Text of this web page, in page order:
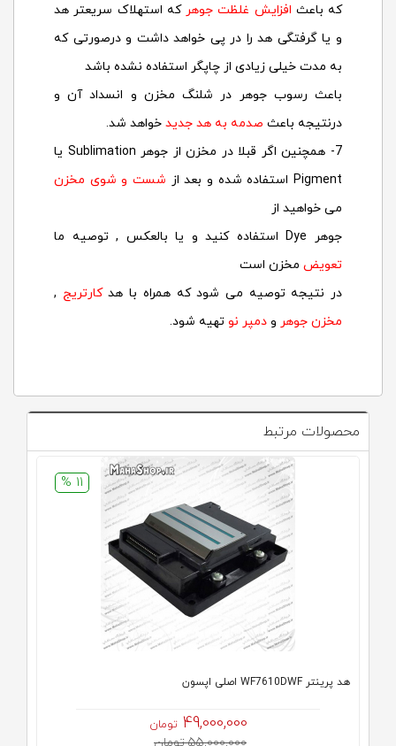
که باعث افزایش غلظت جوهر که استهلاک سریعتر هد
و یا گرفتگی هد را در پی خواهد داشت و درصورتی که
به مدت خیلی زیادی از چاپگر استفاده نشده باشد
باعث رسوب جوهر در شلنگ مخزن و انسداد آن و
درنتیجه باعث صدمه به هد جدید خواهد شد.
7- همچنین اگر قبلا در مخزن از جوهر Sublimation یا
Pigment استفاده شده و بعد از
شست و شوی مخزن
می خواهید از
جوهر Dye استفاده کنید و یا بالعکس , توصیه ما
تعویض مخزن است
در نتیجه توصیه می شود که همراه با هدکارتریج ,
مخزن جوهر و دمپر نو تهیه شود.
محصولات مرتبط
11 %
هد پرینتر WF7610DWF اصلی اپسون
49,000,000 تومان